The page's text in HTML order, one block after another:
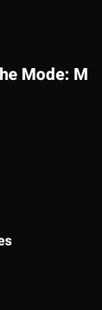
Mode: M